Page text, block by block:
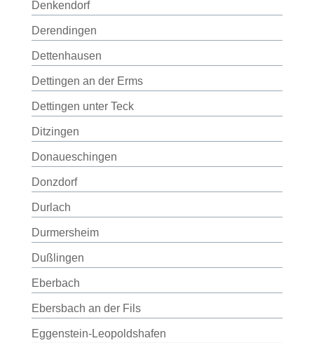
Denkendorf
Derendingen
Dettenhausen
Dettingen an der Erms
Dettingen unter Teck
Ditzingen
Donaueschingen
Donzdorf
Durlach
Durmersheim
Dußlingen
Eberbach
Ebersbach an der Fils
Eggenstein-Leopoldshafen